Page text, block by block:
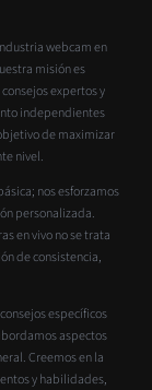
webcam en
misión es
expertos y
independientes
de maximizar
nivel.
nos esforzamos
personalizada.
en vivo no se trata
de consistencia,
específicos
aspectos
Creemos en la
y habilidades,